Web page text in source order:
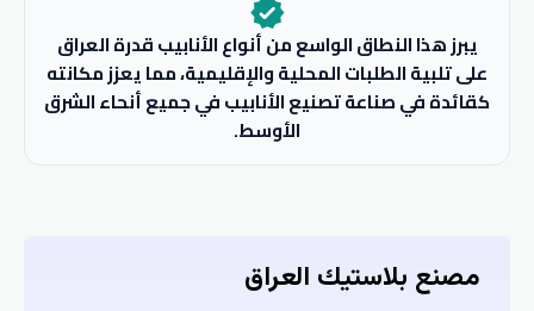
verified
يبرز هذا النطاق الواسع من أنواع الأنابيب قدرة العراق
على تلبية الطلبات المحلية والإقليمية، مما يعزز مكانته
كقائدة في صناعة تصنيع الأنابيب في جميع أنحاء الشرق
الأوسط.
مصنع بلاستيك العراق